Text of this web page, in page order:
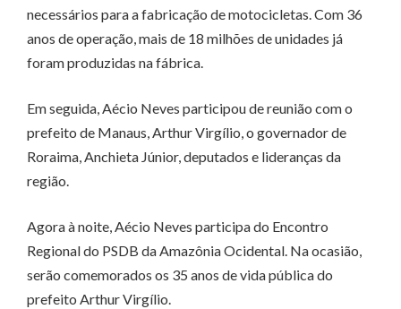
necessários para a fabricação de motocicletas. Com 36
anos de operação, mais de 18 milhões de unidades já
foram produzidas na fábrica.
Em seguida, Aécio Neves participou de reunião com o
prefeito de Manaus, Arthur Virgílio, o governador de
Roraima, Anchieta Júnior, deputados e lideranças da
região.
Agora à noite, Aécio Neves participa do Encontro
Regional do PSDB da Amazônia Ocidental. Na ocasião,
serão comemorados os 35 anos de vida pública do
prefeito Arthur Virgílio.